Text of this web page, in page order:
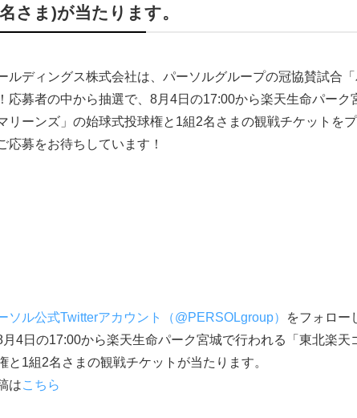
さま)が当たります。
ルディングス株式会社は、パーソルグループの冠協賛試合
応募者の中から抽選で、8月4日の17:00から楽天生命パー
リーンズ」の始球式投球権と1組2名さまの観戦チケットをプ
応募をお待ちしています！
ソル公式Twitterアカウント（@PERSOLgroup）
をフォロー
月4日の17:00から楽天生命パーク宮城で行われる「東北楽
と1組2名さまの観戦チケットが当たります。
はこちら